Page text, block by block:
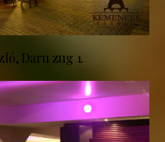
Daru zug 1.